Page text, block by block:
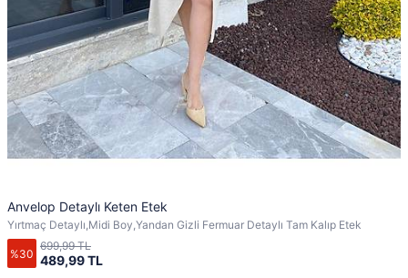
Anvelop Detaylı Keten Etek
Yırtmaç Detaylı,Midi Boy,Yandan Gizli Fermuar Detaylı Tam Kalıp Etek
%30 489,99 TL
699,99 TL